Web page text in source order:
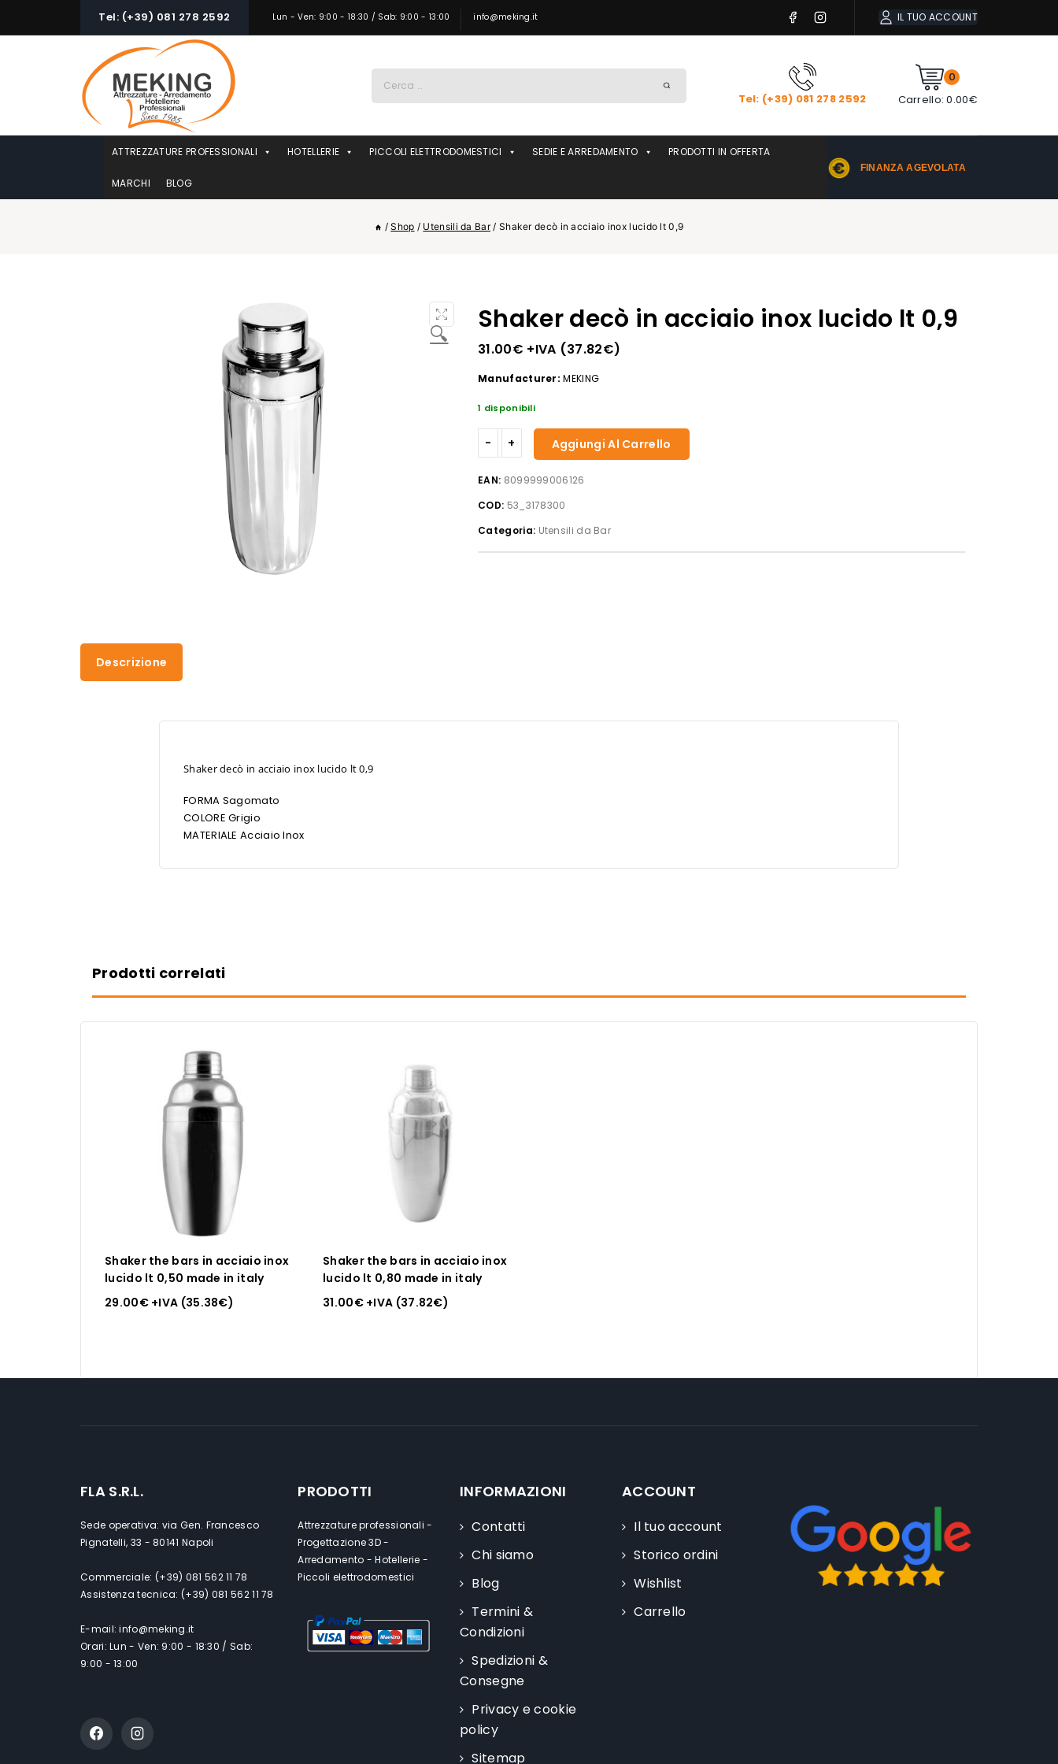
Tel: (+39) 081 278 2592 Lun - Ven: 9:00 - 18:30 / Sab: 9:00 - 13:00 info@meking.it IL TUO ACCOUNT
per:
Tel: (+39) 081 278 2592
0
Carrello: 0.00€
ATTREZZATURE PROFESSIONALI HOTELLERIE PICCOLI ELETTRODOMESTICI SEDIE E ARREDAMENTO PRODOTTI IN OFFERTA
MARCHI BLOG
FINANZA AGEVOLATA
/ Shop / Utensili da Bar / Shaker decò in acciaio inox lucido lt 0,9
🔍 Shaker decò in acciaio inox lucido lt 0,9
31.00€ +IVA (37.82€)
Manufacturer: MEKING
1 disponibili
decò
inox
lucido
lt
Aggiungi Al Carrello
EAN: 8099999006126
COD: 53_3178300
Categoria: Utensili da Bar
Descrizione
Shaker decò in acciaio inox lucido lt 0,9
FORMA Sagomato
COLORE Grigio
MATERIALE Acciaio Inox
Prodotti correlati
Shaker the bars in acciaio inox
lucido lt 0,50 made in italy
29.00€+IVA (35.38€)
Shaker the bars in acciaio inox
lucido lt 0,80 made in italy
31.00€+IVA (37.82€)
FLA S.R.L.
Sede operativa: via Gen. Francesco
Pignatelli, 33 - 80141 Napoli
Commerciale: (+39) 081 562 11 78
Assistenza tecnica: (+39) 081 562 11 78
E-mail: info@meking.it
Orari: Lun - Ven: 9:00 - 18:30 / Sab:
9:00 - 13:00
PRODOTTI
Attrezzature professionali -
Progettazione 3D -
Arredamento - Hotellerie -
Piccoli elettrodomestici
INFORMAZIONI
Contatti
Chi siamo
Blog
Termini &
Condizioni
Spedizioni &
Consegne
Privacy e cookie
policy
Sitemap
ACCOUNT
Il tuo account
Storico ordini
Wishlist
Carrello